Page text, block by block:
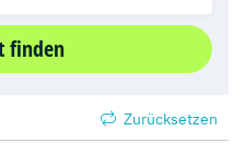
finden
Zurücksetzen